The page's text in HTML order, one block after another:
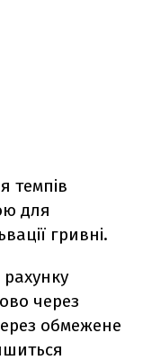
темпів
для
гривні.
через
обмежене